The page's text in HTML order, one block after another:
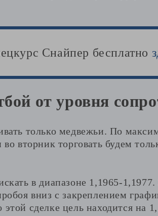
Снайпер бесплатно
от уровня
только медвежьи. По
вторник торговать будем
в диапазоне 1,1965-
вниз с закреплением
сделке цель находится на